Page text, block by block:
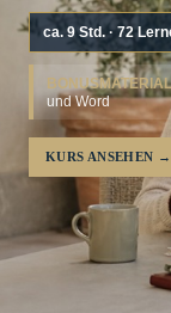
ca. 9 Std. · 72
und Word
KURS ANSEHEN →